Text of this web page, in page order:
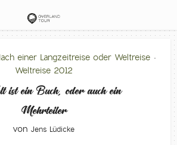
einer Langzeitreise oder Weltreise •
Weltreise 2012
ist ein Buch, oder auch ein
Mehrteiler
von Jens Lüdicke